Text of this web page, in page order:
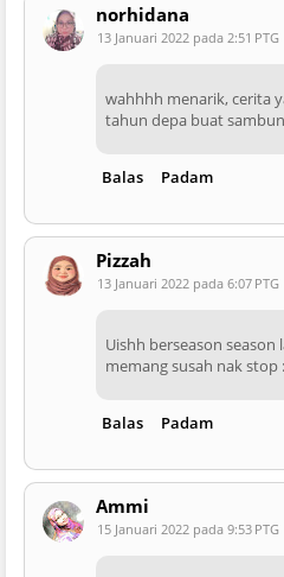
norhidana
13 Januari 2022 pada 2:51 PTG
wahhhh menarik, cerita
tahun depa buat
Balas Padam
Pizzah
13 Januari 2022 pada 6:07 PTG
Uishh berseason season
memang susah nak stop
Balas Padam
Ammi
15 Januari 2022 pada 9:53 PTG